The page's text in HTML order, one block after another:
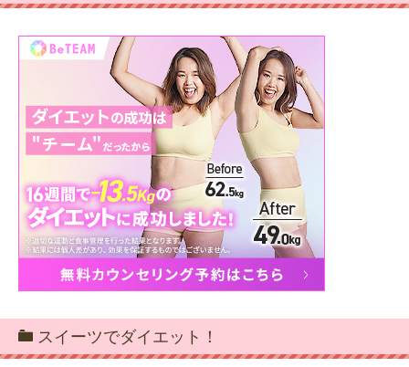
スイーツでダイエット！